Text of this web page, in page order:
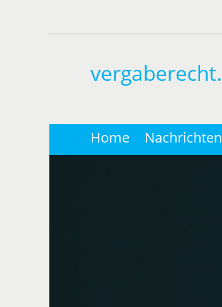
vergaberecht.
Home Nachrichten